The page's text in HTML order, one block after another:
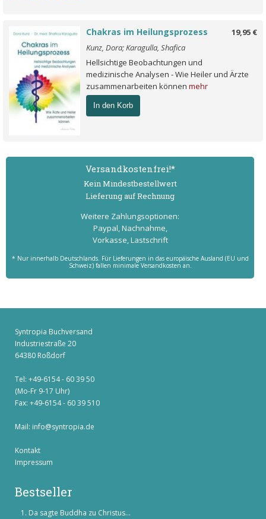
19,95 €
Chakras im Heilungsprozess
Kunz, Dora; Karagulla, Shafica
Hellsichtige Beobachtungen und
medizinische Analysen - Wie Heiler und Ärzte
zusammenarbeiten können mehr
In den Korb
Versand­kostenfrei!*
Kein Mindest­bestell­wert
Lieferung auf Rechnung
Weitere Zahlungs­optionen:
Paypal, Nachnahme,
Vorkasse, Lastschrift
* Nur innerhalb Deutschlands. Für Lieferungen in das europäische Ausland (EU und
Schweiz) fallen minimale Versandkosten an.
Syntropia Buchversand
Industriestraße 20
64380 Roßdorf
Tel: +49-6154 - 60 39 50
(Mo-Fr 9-17 Uhr)
Fax: +49-6154 - 60 39 510
Mail: info@syntropia.de
Kontakt
Impressum
Bestseller
Da sagte Buddha zu Christus...